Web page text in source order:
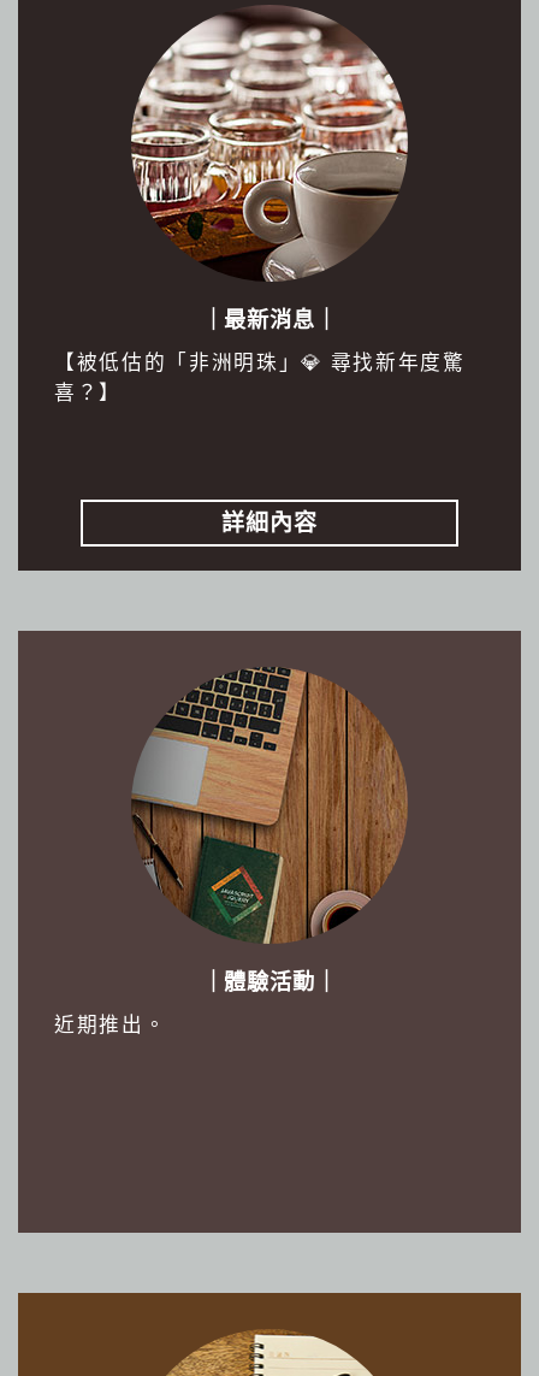
｜最新消息｜
【被低估的「非洲明珠」💎 尋找新年度驚
喜？】
詳細內容
｜體驗活動｜
近期推出。